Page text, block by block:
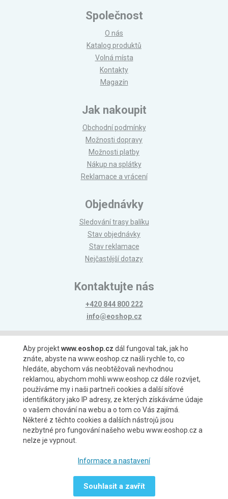
Společnost
O nás
Katalog produktů
Volná místa
Kontakty
Magazín
Jak nakoupit
Obchodní podmínky
Možnosti dopravy
Možnosti platby
Nákup na splátky
Reklamace a vrácení
Objednávky
Sledování trasy balíku
Stav objednávky
Stav reklamace
Nejčastější dotazy
Kontaktujte nás
+420 844 800 222
info@eoshop.cz
Možnosti platby
Možnosti dopravy
Aby projektwww.eoshop.cz dál fungoval tak, jak ho
znáte, abyste na www.eoshop.cz našli rychle to, co
hledáte, abychom vás neobtěžovali nevhodnou
reklamou, abychom mohli www.eoshop.cz dále rozvíjet,
používáme my i naši partneři cookies a další síťové
identifikátory jako IP adresy, ze kterých získáváme údaje
o vašem chování na webu a o tom co Vás zajímá.
Některé z těchto cookies a dalších nástrojů jsou
nezbytné pro fungování našeho webu www.eoshop.cz a
nelze je vypnout.
Informace a nastavení
Souhlasit a zavřít